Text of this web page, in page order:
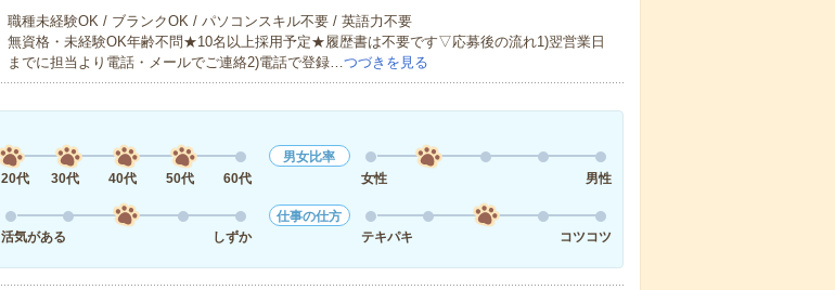
職種未経験OK / ブランクOK / パソコンスキル不要 / 英語力不要
無資格・未経験OK年齢不問★10名以上採用予定★履歴書は不要です▽応募後の流れ1)翌営業日
までに担当より電話・メールでご連絡2)電話で登録…つづきを見る
20代
30代 40代 50代 60代
男女比率
女性
男性
活気がある
しずか
仕事の仕方
テキパキ
コツコツ